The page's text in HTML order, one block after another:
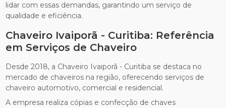
lidar com essas demandas, garantindo um serviço de
qualidade e eficiência.
Chaveiro Ivaiporã - Curitiba: Referência
em Serviços de Chaveiro
Desde 2018, a Chaveiro Ivaiporã - Curitiba se destaca no
mercado de chaveiros na região, oferecendo serviços de
chaveiro automotivo, comercial e residencial.
A empresa realiza cópias e confecção de chaves